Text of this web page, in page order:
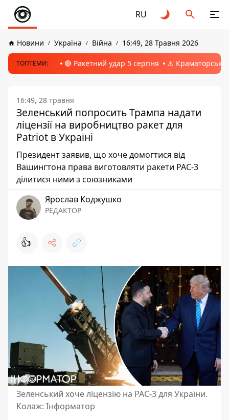
RU
Новини Україна Війна 16:49, 28 Травня 2026
ТОПТЕМИ: 🔴 Ракетний удар 5 серпня ⚠️ Краматорськ,
16:49, 28 травня
Зеленський попросить Трампа надати
ліцензії на виробництво ракет для
Patriot в Україні
Президент заявив, що хоче домогтися від
Вашингтона права виготовляти ракети PAC-3
ділитися ними з союзниками
Ярослав Коджушко
РЕДАКТОР
👍
Зеленський хоче ліцензію на PAC-3 для України.
Колаж: Інформатор